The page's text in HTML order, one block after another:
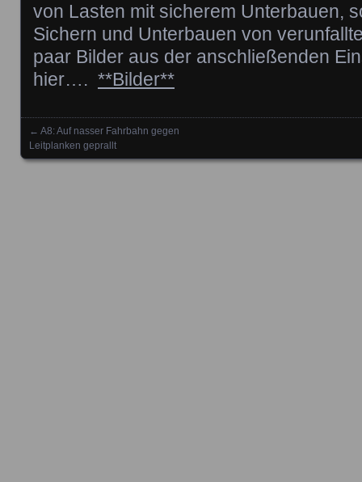
von Lasten mit sicherem Unterbauen,
Sichern und Unterbauen von
paar Bilder aus der anschließenden
hier…. **Bilder**
Posts navigation
← A8: Auf nasser Fahrbahn gegen
Leitplanken geprallt